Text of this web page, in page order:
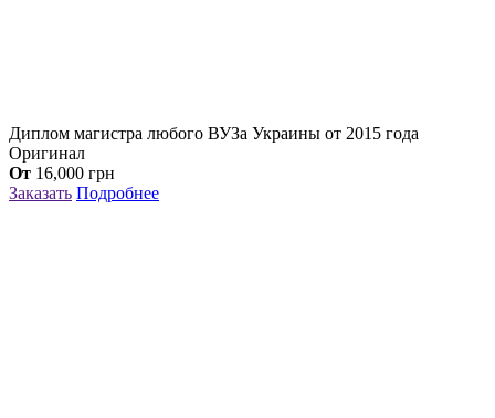
Диплом магистра любого ВУЗа Украины от 2015 года
Оригинал
От 16,000 грн
Заказать Подробнее